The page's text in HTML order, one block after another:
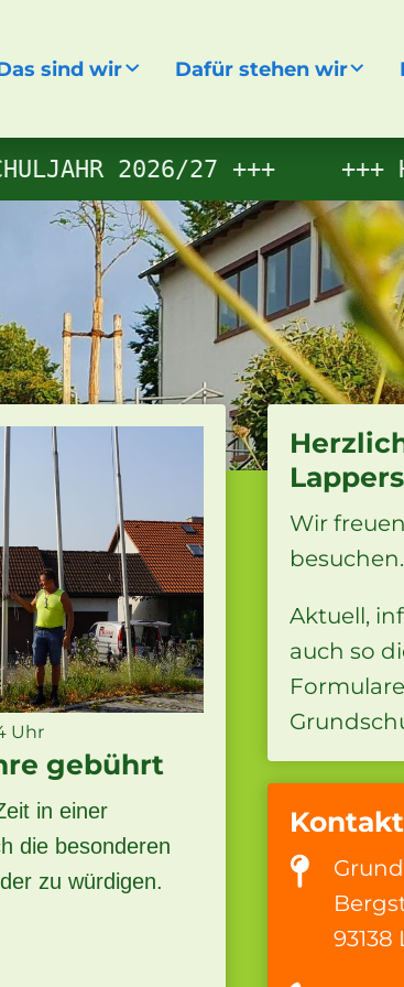
sind wir Dafür stehen wir
2026/27
Uhr
gebührt
in einer
die besonderen
zu würdigen.
Wir
besuchen.
Aktuell,
auch so
Kontakt